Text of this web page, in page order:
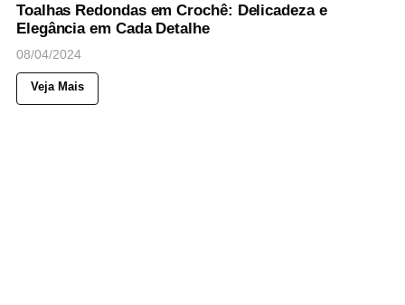
Toalhas Redondas em Crochê: Delicadeza e
Elegância em Cada Detalhe
08/04/2024
Veja Mais